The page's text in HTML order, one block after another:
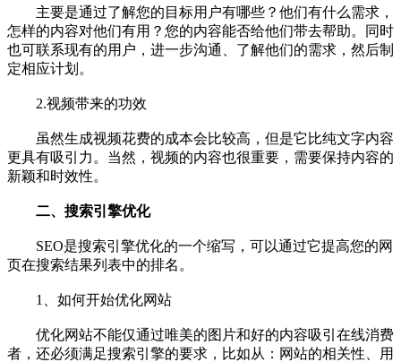
主要是通过了解您的目标用户有哪些？他们有什么需求，
怎样的内容对他们有用？您的内容能否给他们带去帮助。同时
也可联系现有的用户，进一步沟通、了解他们的需求，然后制
定相应计划。
2.视频带来的功效
虽然生成视频花费的成本会比较高，但是它比纯文字内容
更具有吸引力。当然，视频的内容也很重要，需要保持内容的
新颖和时效性。
二、搜索引擎优化
SEO是搜索引擎优化的一个缩写，可以通过它提高您的网
页在搜索结果列表中的排名。
1、如何开始优化网站
优化网站不能仅通过唯美的图片和好的内容吸引在线消费
者，还必须满足搜索引擎的要求，比如从：网站的相关性、用